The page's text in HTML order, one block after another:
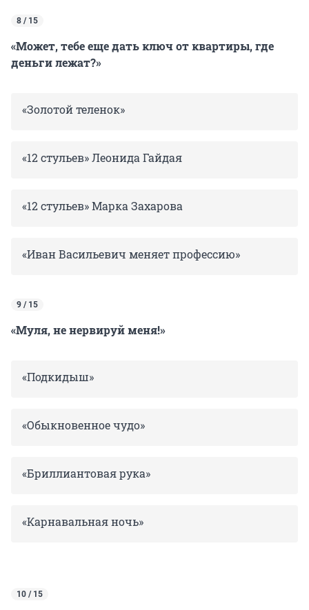
8 / 15
«Может, тебе еще дать ключ от квартиры, где
деньги лежат?»
«Золотой теленок»
«12 стульев» Леонида Гайдая
«12 стульев» Марка Захарова
«Иван Васильевич меняет профессию»
9 / 15
«Муля, не нервируй меня!»
«Подкидыш»
«Обыкновенное чудо»
«Бриллиантовая рука»
«Карнавальная ночь»
10 / 15